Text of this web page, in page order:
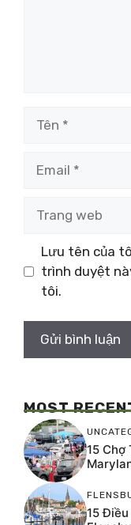
web
Lưu tên của
trình duyệt
tôi.
MOST
15 Chợ
15 Điều